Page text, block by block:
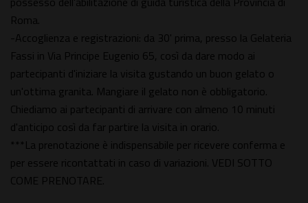
Roma.
-Accoglienza e registrazioni: da 30' prima, presso la Gelateria
Fassi in Via Principe Eugenio 65, così da dare modo ai
partecipanti d'iniziare la visita gustando un buon gelato o
un'ottima granita. Mangiare il gelato non è obbligatorio.
Chiediamo ai partecipanti di arrivare con almeno 10 minuti
d'anticipo così da far partire la visita in orario.
***La prenotazione è indispensabile per ricevere conferma e
per essere ricontattati in caso di variazioni. VEDI SOTTO
COME PRENOTARE.